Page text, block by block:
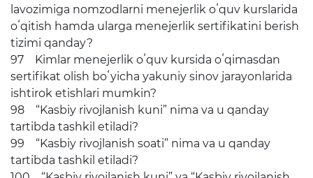
lavozimiga nomzodlarni menejerlik oʻquv kurslarida
oʻqitish hamda ularga menejerlik sertifikatini berish
tizimi qanday?
97 Kimlar menejerlik oʻquv kursida oʻqimasdan
sertifikat olish boʻyicha yakuniy sinov jarayonlarida
ishtirok etishlari mumkin?
98 “Kasbiy rivojlanish kuni” nima va u qanday
tartibda tashkil etiladi?
99 “Kasbiy rivojlanish soati” nima va u qanday
tartibda tashkil etiladi?